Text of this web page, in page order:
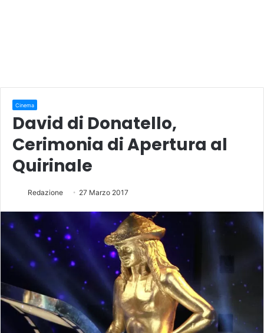
Cinema
David di Donatello,
Cerimonia di Apertura al
Quirinale
Redazione 27 Marzo 2017